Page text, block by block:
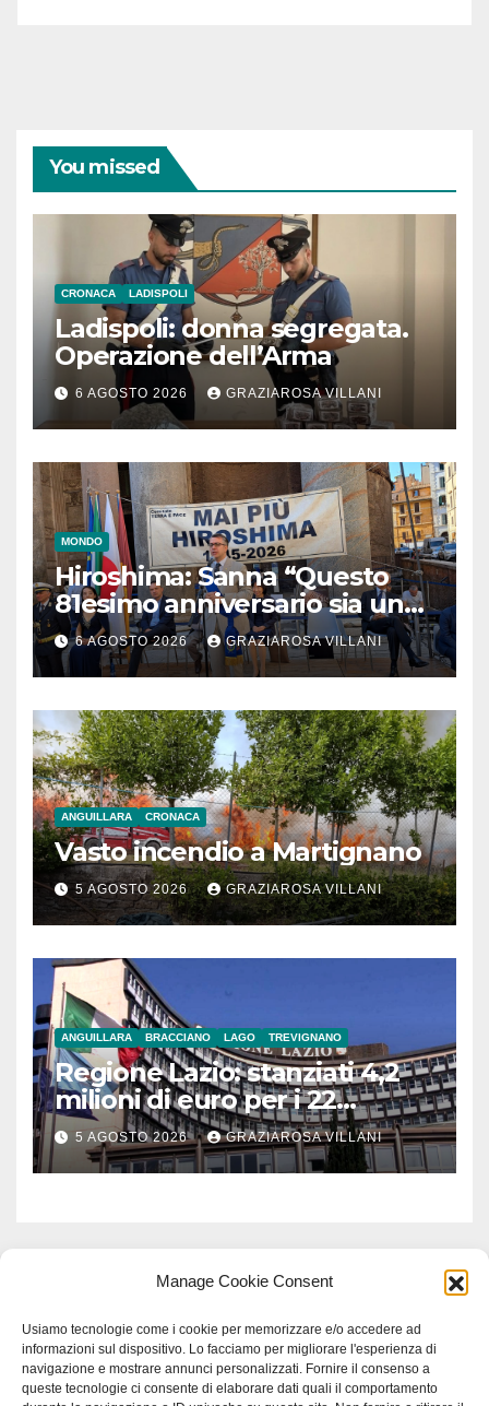
Manage Cookie Consent
Usiamo tecnologie come i cookie per memorizzare e/o accedere ad
informazioni sul dispositivo. Lo facciamo per migliorare l'esperienza di
navigazione e mostrare annunci personalizzati. Fornire il consenso a
queste tecnologie ci consente di elaborare dati quali il comportamento
You missed
CRONACA LADISPOLI
Ladispoli: donna segregata.
Operazione dell’Arma
6 AGOSTO 2026 GRAZIAROSA VILLANI
MONDO
Hiroshima: Sanna “Questo
81esimo anniversario sia un
monito per tutti”
6 AGOSTO 2026 GRAZIAROSA VILLANI
ANGUILLARA CRONACA
Vasto incendio a Martignano
5 AGOSTO 2026 GRAZIAROSA VILLANI
ANGUILLARA BRACCIANO LAGO TREVIGNANO
Regione Lazio: stanziati 4,2
milioni di euro per i 22
Comuni dell’Etruria
Meridionale
5 AGOSTO 2026 GRAZIAROSA VILLANI